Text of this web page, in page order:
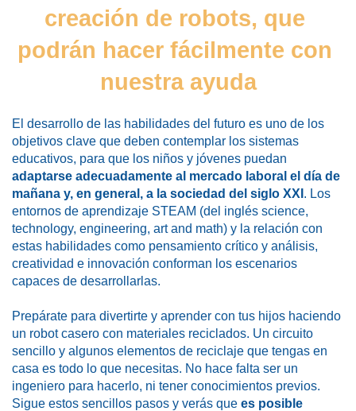
creación de robots, que
podrán hacer fácilmente con
nuestra ayuda
El desarrollo de las habilidades del futuro es uno de los
objetivos clave que deben contemplar los sistemas
adaptarse adecuadamente al mercado laboral el día de
mañana y, en general, a la sociedad del siglo XXI . Los
entornos de aprendizaje STEAM (del inglés science,
technology, engineering, art and math) y la relación con
estas habilidades como pensamiento crítico y análisis,
creatividad e innovación conforman los escenarios
capaces de desarrollarlas.
Prepárate para divertirte y aprender con tus hijos haciendo
un robot casero con materiales reciclados. Un circuito
sencillo y algunos elementos de reciclaje que tengas en
casa es todo lo que necesitas. No hace falta ser un
ingeniero para hacerlo, ni tener conocimientos previos.
Sigue estos sencillos pasos y verás que es posible